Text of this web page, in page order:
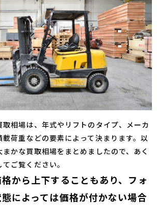
相場は、年式やリフトのタイプ、メーカ
荷重などの要素によって決まります。以
かな買取相場をまとめましたので、あく
ご覧ください。
から上下することもあり、フォ
によっては価格が付かない場合